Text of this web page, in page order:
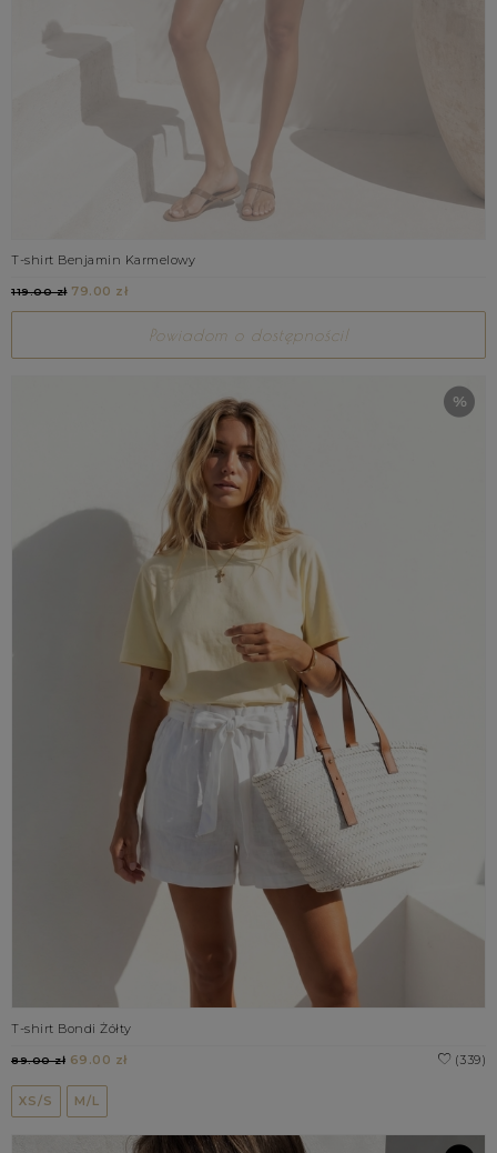
T-shirt Benjamin Karmelowy
119.00 zł79.00 zł
Powiadom o dostępności!
T-shirt Bondi Żółty
(339)
89.00 zł 69.00 zł
XS/S M/L